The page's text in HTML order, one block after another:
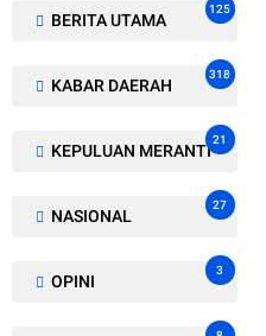
BERITA UTAMA
125
KABAR DAERAH
318
KEPULUAN MERANTI
21
NASIONAL
27
OPINI
3